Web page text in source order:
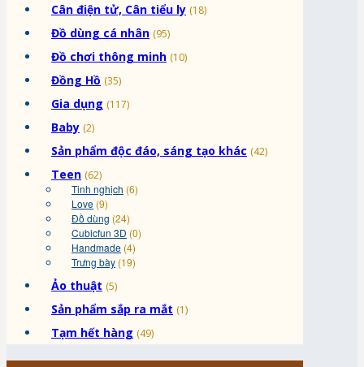
Cân điện tử, Cân tiểu ly (18)
Đồ dùng cá nhân (95)
Đồ chơi thông minh (10)
Đồng Hồ (35)
Gia dụng (117)
Baby (2)
Sản phẩm độc đáo, sáng tạo khác (42)
Teen (62)
Tinh nghịch (6)
Love (9)
Đồ dùng (24)
Cubicfun 3D (0)
Handmade (4)
Trưng bày (19)
Ảo thuật (5)
Sản phẩm sắp ra mắt (1)
Tạm hết hàng (49)